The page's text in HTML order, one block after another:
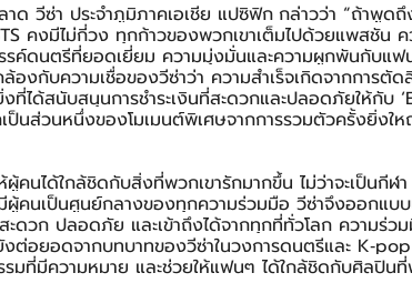
ด วีซ่า ประจำภูมิภาคเอเชีย แปซิฟิก กล่าวว่า “ถ้าพูด
คงมีไม่กี่วง ทุกก้าวของพวกเขาเต็มไปด้วยแพสชัน
รรค์ดนตรีที่ยอดเยี่ยม ความมุ่งมั่นและความผูกพันกับแ
กับความเชื่อของวีซ่าว่า ความสำเร็จเกิดจากการตัด
ได้สนับสนุนการชำระเงินที่สะดวกและปลอดภัยให้กับ
เป็นส่วนหนึ่งของโมเมนต์พิเศษจากการรวมตัวครั้งยิ่ง
คนได้ใกล้ชิดกับสิ่งที่พวกเขารักมากขึ้น ไม่ว่าจะเป็นกี
คนเป็นศูนย์กลางของทุกความร่วมมือ วีซ่าจึงออกแบ
ดวก ปลอดภัย และเข้าถึงได้จากทุกที่ทั่วโลก ความร่ว
งต่อยอดจากบทบาทของวีซ่าในวงการดนตรีและ
มที่มีความหมาย และช่วยให้แฟนๆ ได้ใกล้ชิดกับศิลปินที่